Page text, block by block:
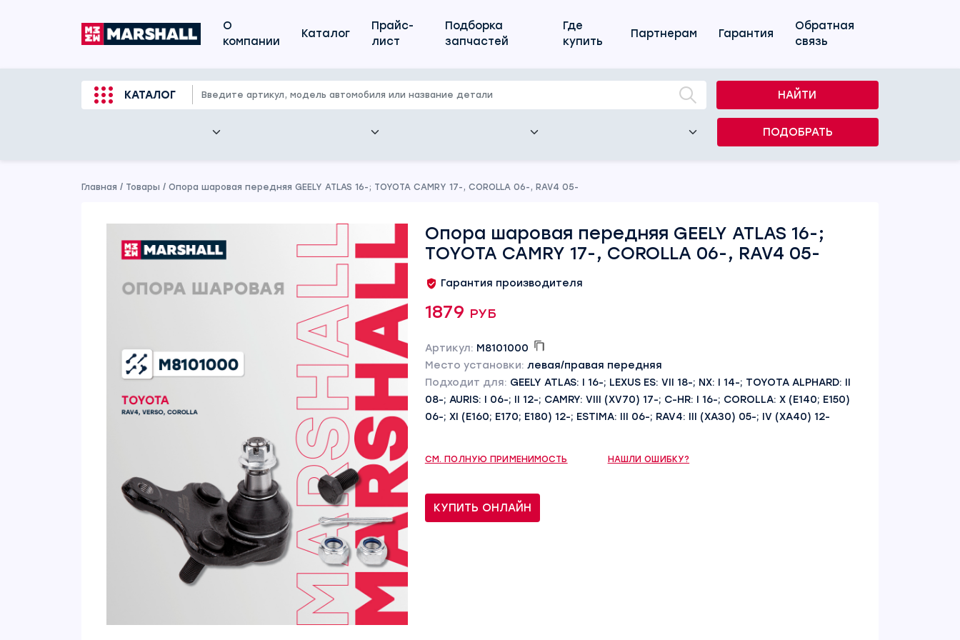
О
компании
Каталог
Прайс-
лист
Подборка
запчастей
Где
купить
Партнерам Гарантия
Обратная
связь
КАТАЛОГ НАЙТИ
ПОДОБРАТЬ
Главная / Товары / Опора шаровая передняя GEELY ATLAS 16-; TOYOTA CAMRY 17-, COROLLA 06-, RAV4 05-
Опора шаровая передняя GEELY ATLAS 16-;
TOYOTA CAMRY 17-, COROLLA 06-, RAV4 05-
Гарантия производителя
1879 руб
Артикул: M8101000
Место установки: левая/правая передняя
Подходит для: GEELY ATLAS: I 16-; LEXUS ES: VII 18-; NX: I 14-; TOYOTA ALPHARD: II
08-; AURIS: I 06-; II 12-; CAMRY: VIII (XV70) 17-; C-HR: I 16-; COROLLA: X (E140; E150)
06-; XI (E160; E170; E180) 12-; ESTIMA: III 06-; RAV4: III (XA30) 05-; IV (XA40) 12-
СМ. ПОЛНУЮ ПРИМЕНИМОСТЬ НАШЛИ ОШИБКУ?
КУПИТЬ ОНЛАЙН